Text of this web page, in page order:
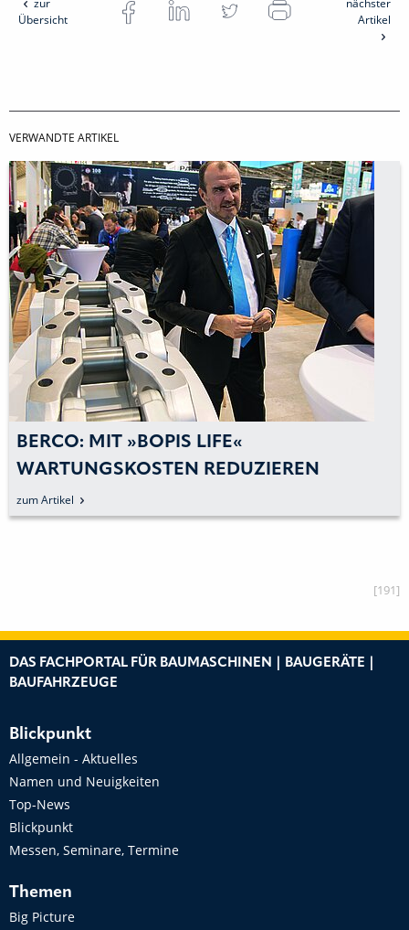
zur
Übersicht
nächster
Artikel
VERWANDTE ARTIKEL
BERCO: MIT »BOPIS LIFE«
WARTUNGSKOSTEN REDUZIEREN
zum Artikel
[191]
DAS FACHPORTAL FÜR BAUMASCHINEN | BAUGERÄTE |
BAUFAHRZEUGE
Blickpunkt
Allgemein - Aktuelles
Namen und Neuigkeiten
Top-News
Blickpunkt
Messen, Seminare, Termine
Themen
Big Picture